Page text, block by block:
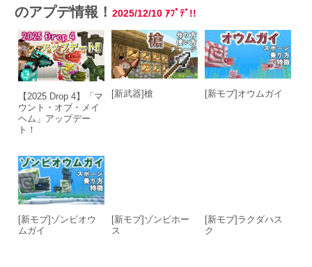
のアプデ情報！ 2025/12/10 ｱﾌﾟﾃﾞ!!
【2025 Drop 4】「マ
ウント・オブ・メイ
ヘム」アップデー
ト！
[新武器]槍 [新モブ]オウムガイ
[新モブ]ゾンビオウ
ムガイ
[新モブ]ゾンビホー
ス
[新モブ]ラクダハス
ク